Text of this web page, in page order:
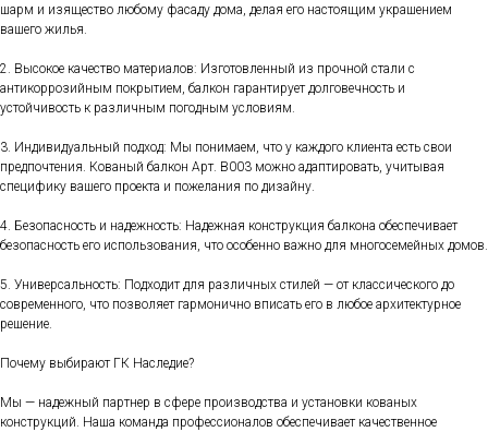
шарм и изящество любому фасаду дома, делая его настоящим украшением
вашего жилья.
2. Высокое качество материалов: Изготовленный из прочной стали с
антикоррозийным покрытием, балкон гарантирует долговечность и
устойчивость к различным погодным условиям.
3. Индивидуальный подход: Мы понимаем, что у каждого клиента есть свои
предпочтения. Кованый балкон Арт. B003 можно адаптировать, учитывая
специфику вашего проекта и пожелания по дизайну.
4. Безопасность и надежность: Надежная конструкция балкона обеспечивает
безопасность его использования, что особенно важно для многосемейных домов.
5. Универсальность: Подходит для различных стилей — от классического до
современного, что позволяет гармонично вписать его в любое архитектурное
решение.
Почему выбирают ГК Наследие?
Мы — надежный партнер в сфере производства и установки кованых
конструкций. Наша команда профессионалов обеспечивает качественное